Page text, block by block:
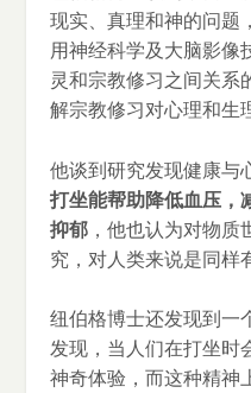
现实、真理和神的问题
用神经科学及大脑影像
灵和宗教修习之间关系
解宗教修习对心理和生
他谈到研究发现健康与
打坐能帮助降低血压，
抑郁 ，他也认为对物
究，对人类来说是同样
纽伯格博士还发现到一
发现，当人们在打坐时
神奇体验，而这种精神